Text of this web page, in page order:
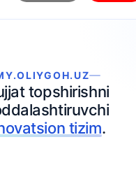
topshirishni
tizim.